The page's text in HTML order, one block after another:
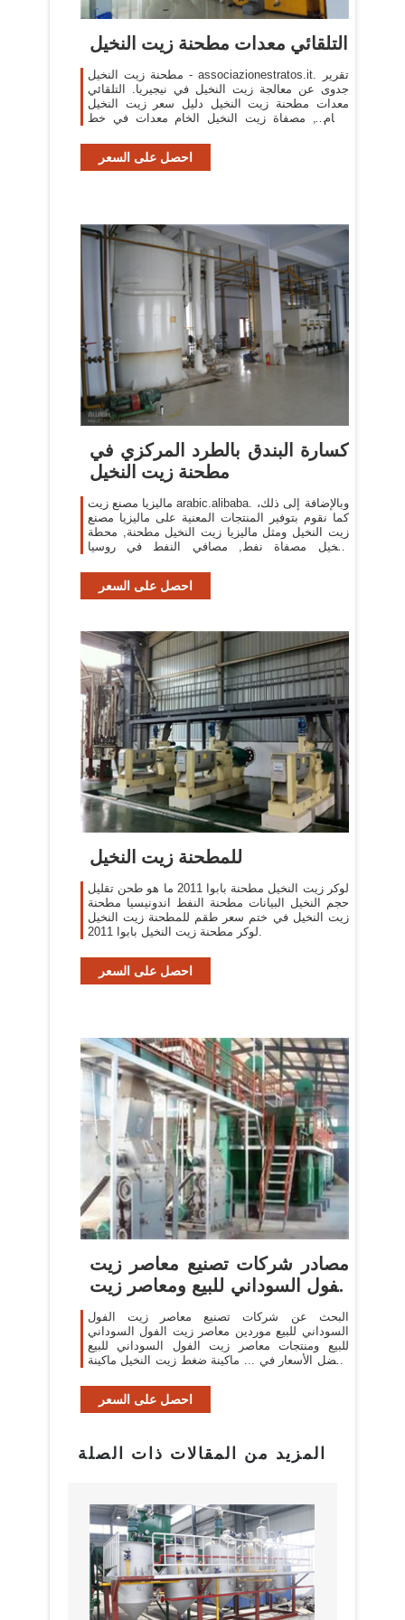
التلقائي معدات مطحنة زيت النخيل
مطحنة زيت النخيل - associazionestratos.it. تقرير
جدوى عن معالجة زيت النخيل في نيجيريا. التلقائي
معدات مطحنة زيت النخيل دليل سعر زيت النخيل
الخام , مصفاة زيت النخيل الخام معدات في خط
احصل على السعر
كسارة البندق بالطرد المركزي في
مطحنة زيت النخيل
ماليزيا مصنع زيت arabic.alibaba. وبالإضافة إلى ذلك،
كما نقوم بتوفير المنتجات المعنية على ماليزيا مصنع
زيت النخيل ومثل ماليزيا زيت النخيل مطحنة, محطة
النخيل مصفاة نفط, مصافي النفط في روسيا
احصل على السعر
للمطحنة زيت النخيل
لوكر زيت النخيل مطحنة بابوا 2011 ما هو طحن تقليل
حجم النخيل البيانات مطحنة النفط اندونيسيا مطحنة
زيت النخيل في ختم سعر طقم للمطحنة زيت النخيل
لوكر مطحنة زيت النخيل بابوا 2011.
احصل على السعر
مصادر شركات تصنيع معاصر زيت
الفول السوداني للبيع ومعاصر زيت
...
البحث عن شركات تصنيع معاصر زيت الفول
السوداني للبيع موردين معاصر زيت الفول السوداني
للبيع ومنتجات معاصر زيت الفول السوداني للبيع
بأفضل الأسعار في ... ماكينة ضغط زيت النخيل ماكينة
احصل على السعر
المزيد من المقالات ذات الصلة